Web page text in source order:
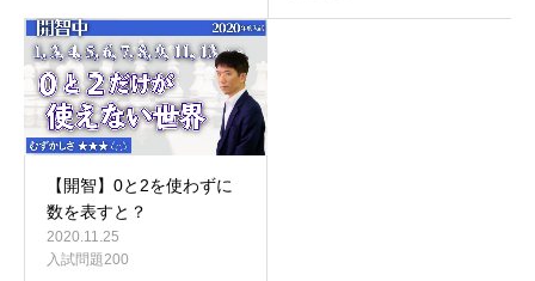
【開智】0と2を使わずに
数を表すと？
2020.11.25
入試問題200